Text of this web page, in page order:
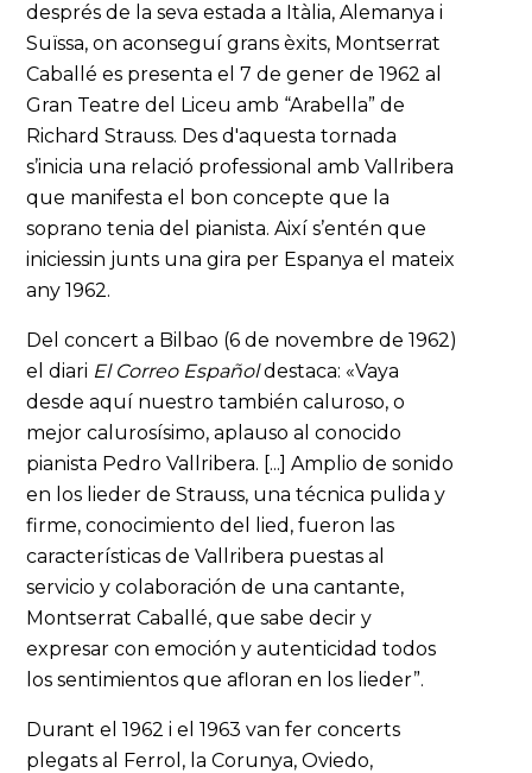
després de la seva estada a Itàlia, Alemanya i
Suïssa, on aconseguí grans èxits, Montserrat
Caballé es presenta el 7 de gener de 1962 al
Gran Teatre del Liceu amb “Arabella” de
Richard Strauss. Des d'aquesta tornada
s’inicia una relació professional amb Vallribera
que manifesta el bon concepte que la
soprano tenia del pianista. Així s’entén que
iniciessin junts una gira per Espanya el mateix
any 1962.
Del concert a Bilbao (6 de novembre de 1962)
el diari El Correo Españoldestaca: «Vaya
desde aquí nuestro también caluroso, o
mejor calurosísimo, aplauso al conocido
pianista Pedro Vallribera. [...] Amplio de sonido
en los lieder de Strauss, una técnica pulida y
firme, conocimiento del lied, fueron las
características de Vallribera puestas al
servicio y colaboración de una cantante,
Montserrat Caballé, que sabe decir y
expresar con emoción y autenticidad todos
los sentimientos que afloran en los lieder”.
Durant el 1962 i el 1963 van fer concerts
plegats al Ferrol, la Corunya, Oviedo,